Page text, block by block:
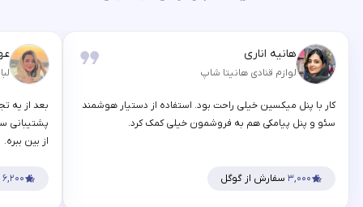
هانیه اناری
لوازم قنادی هانیتا شاپ
کار با پنل میکسین خیلی راحت بود. استفاده از دستیار هوشمند
سئو و پنل پیامکی هم به فروشمون خیلی کمک کرد.
۳,۰۰۰ سفارش از گوگل
بعد از یه
پشتیبانی
از بین ببره.
۶,۲۰۰